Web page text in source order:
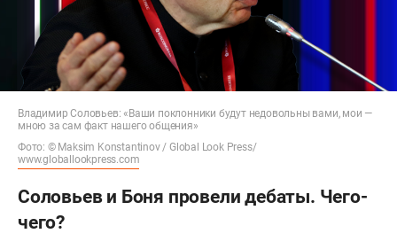
Владимир Соловьев: «Ваши поклонники будут недовольны вами, мои —
мною за сам факт нашего общения»
Фото: © Maksim Konstantinov / Global Look Press/
www.globallookpress.com
Соловьев и Боня провели дебаты. Чего-
чего?